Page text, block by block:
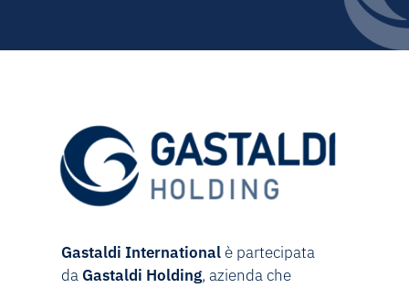
Gastaldi International è partecipata
da Gastaldi Holding, azienda che